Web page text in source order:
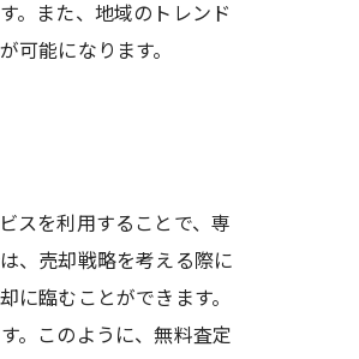
。また、地域のトレンド
可能になります。
スを利用することで、専
、売却戦略を考える際に
臨むことができます。
。このように、無料査定